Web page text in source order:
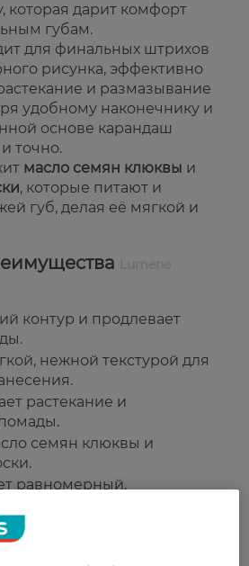
которая дарит комфорт
губам.
для финальных штрихов
рисунка, эффективно
и размазывание
удобному наконечнику и
основе карандаш
точно.
масло семян клюквы и
, которые питают и
губ, делая её мягкой и
контур и продлевает
нежной текстурой для
растекание и
семян клюквы и
равномерный,